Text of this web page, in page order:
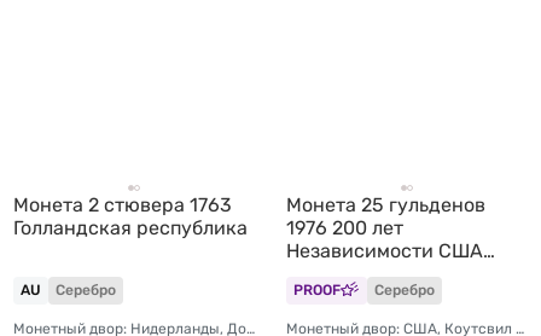
Монета 2 стювера 1763
Голландская республика
AU Серебро
Монетный двор: Нидерланды, Дордрехт
Монета 25 гульденов
1976 200 лет
Независимости США
Нидерландские
Антильские острова
PROOF Серебро
Монетный двор: США, Коутсвил (Franklin Mint)